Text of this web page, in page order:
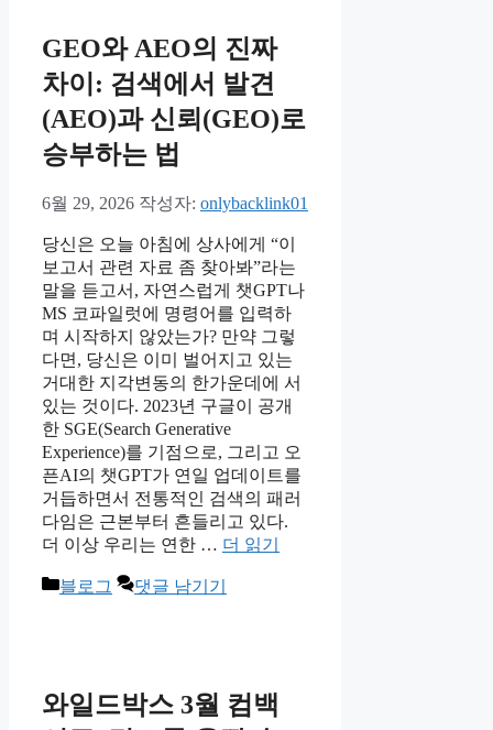
GEO와 AEO의 진짜
차이: 검색에서 발견
(AEO)과 신뢰(GEO)로
승부하는 법
6월 29, 2026 작성자: onlybacklink01
당신은 오늘 아침에 상사에게 “이
보고서 관련 자료 좀 찾아봐”라는
말을 듣고서, 자연스럽게 챗GPT나
MS 코파일럿에 명령어를 입력하
며 시작하지 않았는가? 만약 그렇
다면, 당신은 이미 벌어지고 있는
거대한 지각변동의 한가운데에 서
있는 것이다. 2023년 구글이 공개
한 SGE(Search Generative
Experience)를 기점으로, 그리고 오
픈AI의 챗GPT가 연일 업데이트를
거듭하면서 전통적인 검색의 패러
다임은 근본부터 흔들리고 있다.
더 이상 우리는 연한 … 더 읽기
카
블로그 댓글 남기기
와일드박스 3월 컴백